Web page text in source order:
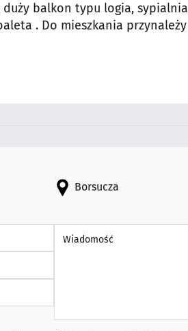
balkon typu logia,
. Do mieszkania
Borsucza